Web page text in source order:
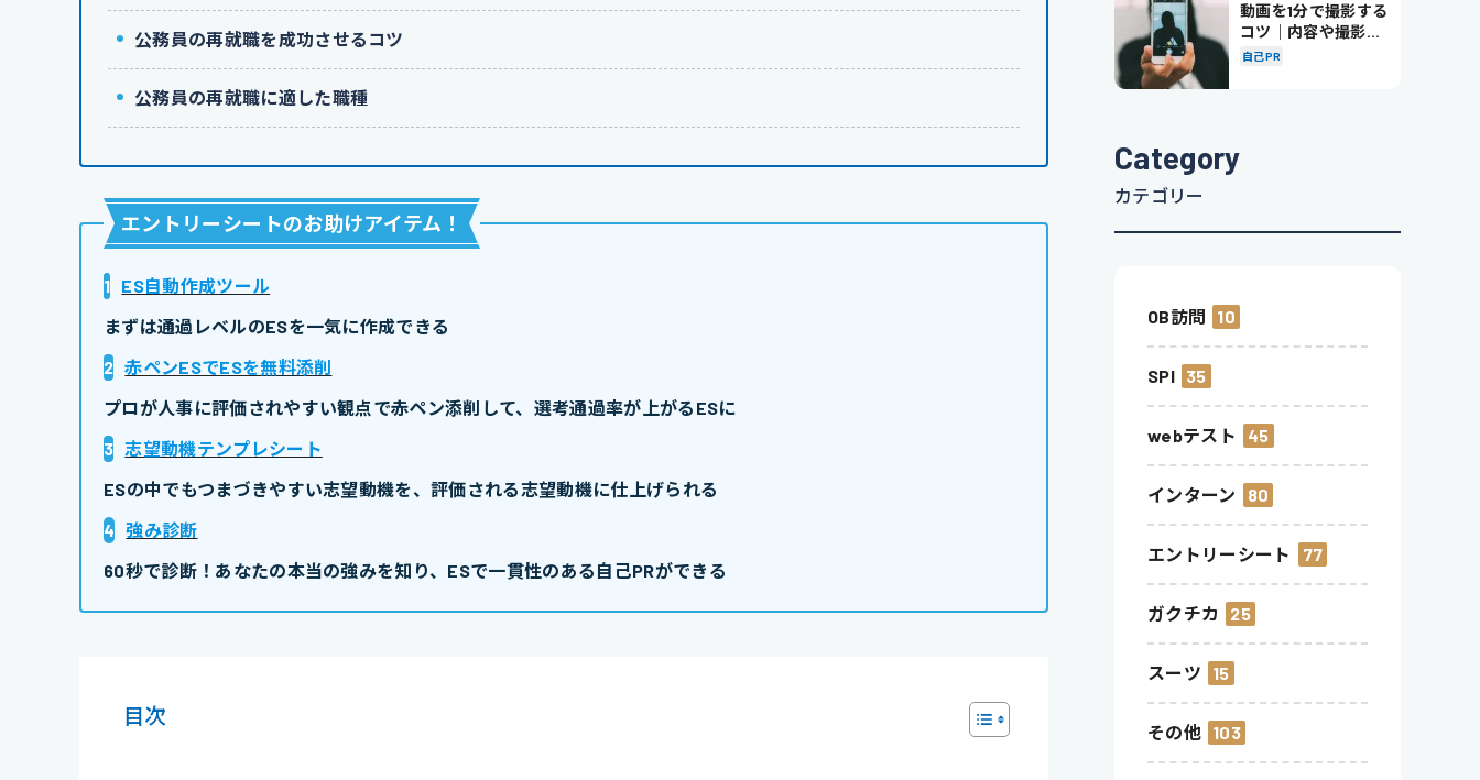
公務員の再就職を成功させるコツ
公務員の再就職に適した職種
エントリーシートのお助けアイテム ！
1 ES自動作成ツール
まずは通過レベルのESを一気に作成できる
2 赤ペンESでESを無料添削
プロが人事に評価されやすい観点で赤ペン添削して、選考通過率が上がるESに
3 志望動機テンプレシート
ESの中でもつまづきやすい志望動機を、評価される志望動機に仕上げられる
4 強み診断
60秒で診断！あなたの本当の強みを知り、ESで一貫性のある自己PRができる
目次
動画を1分で撮影する
コツ｜内容や撮影の
ポイントも解説
自己PR
Category
カテゴリー
OB訪問 10
SPI 35
webテスト 45
インターン 80
エントリーシート 77
ガクチカ 25
スーツ 15
その他 103